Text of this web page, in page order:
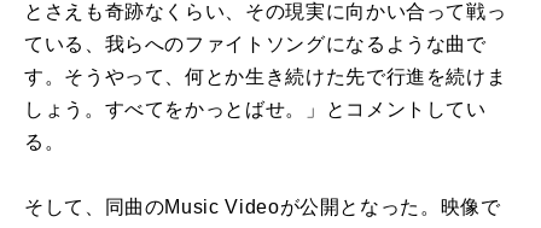
とさえも奇跡なくらい、その現実に向かい合って戦っ
ている、我らへのファイトソングになるような曲で
す。そうやって、何とか生き続けた先で行進を続けま
しょう。すべてをかっとばせ。」とコメントしてい
る。
そして、同曲のMusic Videoが公開となった。映像で